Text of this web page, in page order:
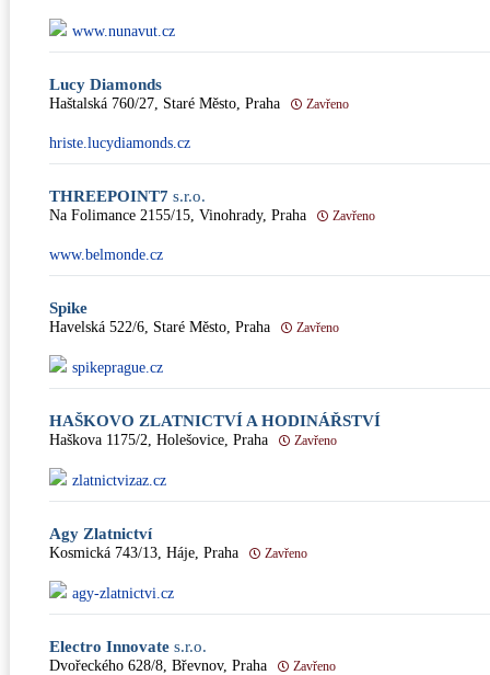
www.nunavut.cz
Lucy Diamonds
Haštalská 760/27, Staré Město, Praha Zavřeno
hriste.lucydiamonds.cz
THREEPOINT7 s.r.o.
Na Folimance 2155/15, Vinohrady, Praha Zavřeno
www.belmonde.cz
Spike
Havelská 522/6, Staré Město, Praha Zavřeno
spikeprague.cz
HAŠKOVO ZLATNICTVÍ A HODINÁŘSTVÍ
Haškova 1175/2, Holešovice, Praha Zavřeno
zlatnictvizaz.cz
Agy Zlatnictví
Kosmická 743/13, Háje, Praha Zavřeno
agy-zlatnictvi.cz
Electro Innovate s.r.o.
Dvořeckého 628/8, Břevnov, Praha Zavřeno